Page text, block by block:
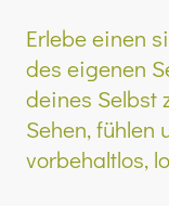
Erlebe einen
des eigenen
deines Selbst
Sehen, fühlen
vorbehaltlos,